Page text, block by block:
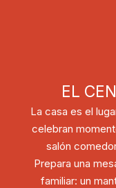
EL
La casa es el
celebran
salón
Prepara una
familiar: un